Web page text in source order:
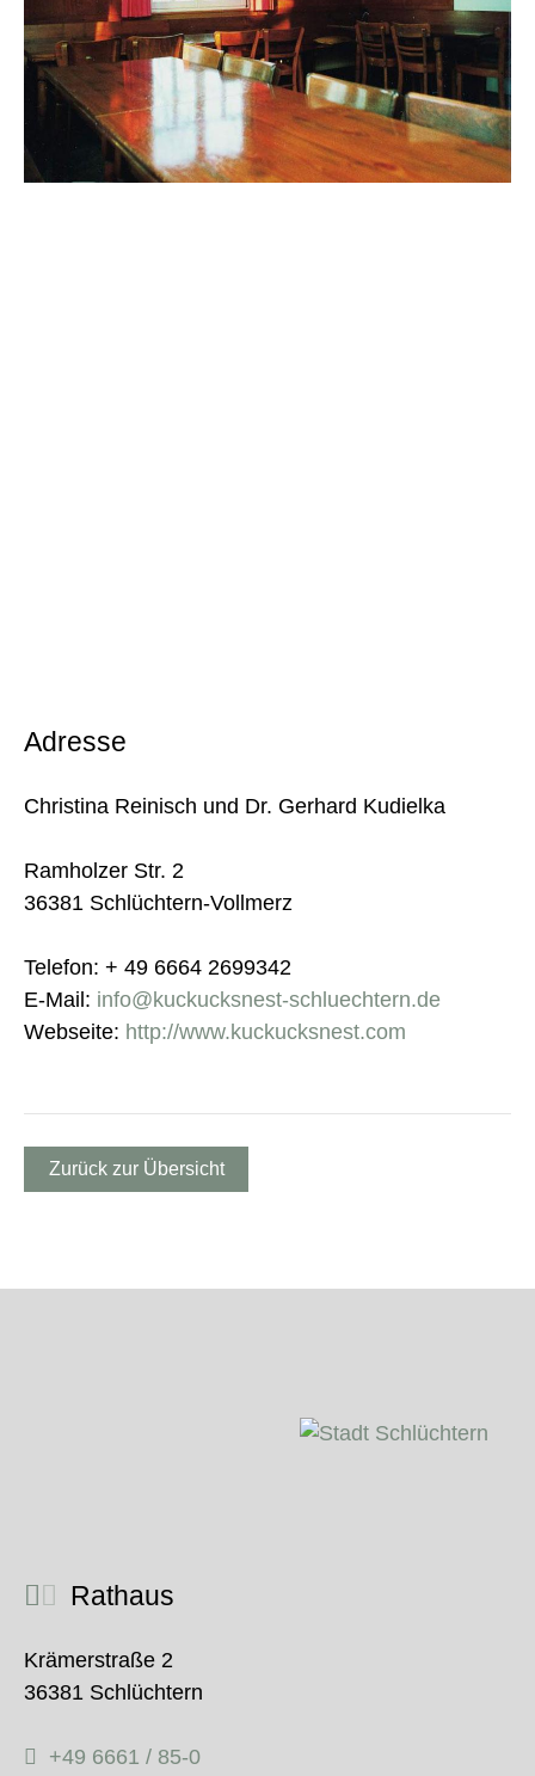
Adresse
Christina Reinisch und Dr. Gerhard Kudielka
Ramholzer Str. 2
36381 Schlüchtern-Vollmerz
Telefon: + 49 6664 2699342
E-Mail: info@kuckucksnest-schluechtern.de
Webseite: http://www.kuckucksnest.com
Zurück zur Übersicht
Rathaus
Krämerstraße 2
36381 Schlüchtern
+49 6661 / 85-0